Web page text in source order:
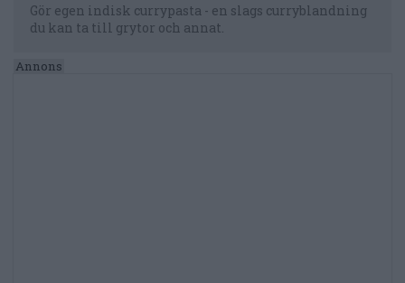
Gör egen indisk currypasta - en slags curryblandning
du kan ta till grytor och annat.